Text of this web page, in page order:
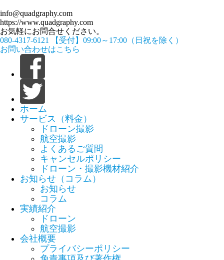
info@quadgraphy.com
https://www.quadgraphy.com
お気軽にお問合せください。
080-4317-6121
【受付】09:00～17:00（日祝を除く）
お問い合わせはこちら
ホーム
サービス（料金）
ドローン撮影
航空撮影
よくあるご質問
キャンセルポリシー
ドローン・撮影機材紹介
お知らせ（コラム）
お知らせ
コラム
実績紹介
ドローン
航空撮影
会社概要
プライバシーポリシー